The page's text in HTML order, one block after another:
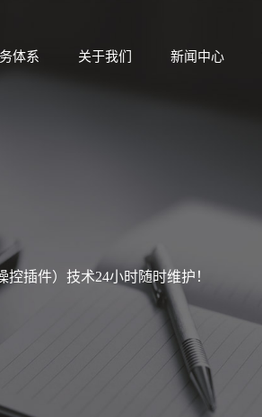
体系 关于我们 新闻中心
插件）技术24小时随时维护！